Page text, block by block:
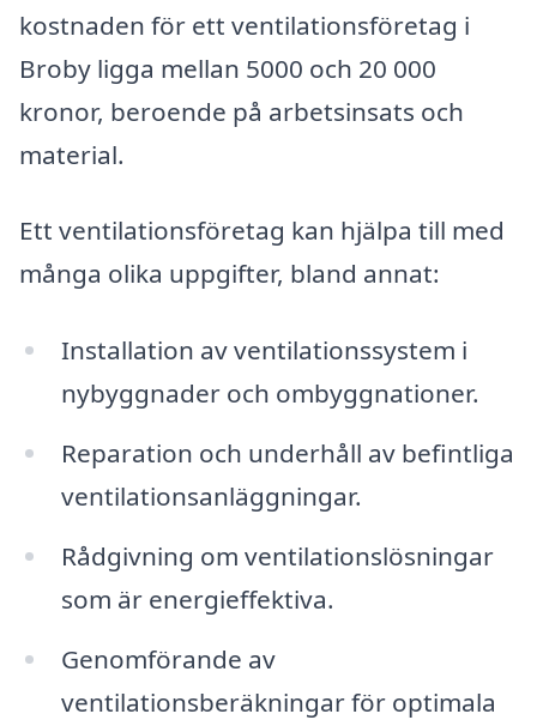
kostnaden för ett ventilationsföretag i
Broby ligga mellan 5000 och 20 000
kronor, beroende på arbetsinsats och
material.
Ett ventilationsföretag kan hjälpa till med
många olika uppgifter, bland annat:
Installation av ventilationssystem i
nybyggnader och ombyggnationer.
Reparation och underhåll av befintliga
ventilationsanläggningar.
Rådgivning om ventilationslösningar
som är energieffektiva.
Genomförande av
ventilationsberäkningar för optimala